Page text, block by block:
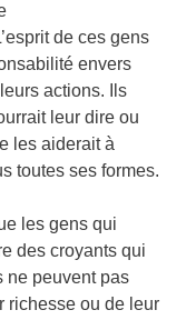
de ces gens
envers
actions. Ils
leur dire ou
les aiderait à
toutes ses formes.
les gens qui
des croyants qui
ne peuvent pas
richesse ou de leur